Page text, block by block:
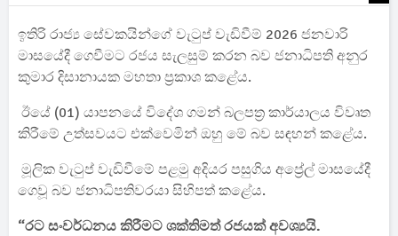
ඉතිරි රාජ්‍ය සේවකයින්ගේ වැටුප් වැඩිවීම් 2026 ජනවාරි
මාසයේදී ගෙවීමට රජය සැලසුම් කරන බව ජනාධිපති අනුර
කුමාර දිසානායක මහතා ප්‍රකාශ කළේය.
ඊයේ (01) යාපනයේ විදේශ ගමන් බලපත්‍ර කාර්යාලය විවෘත
කිරීමේ උත්සවයට එක්වෙමින් ඔහු මේ බව සඳහන් කළේය.
මූලික වැටුප් වැඩිවීමේ පළමු අදියර පසුගිය අප්‍රේල් මාසයේදී
ගෙවූ බව ජනාධිපතිවරයා සිහිපත් කළේය.
“රට සංවර්ධනය කිරීමට ශක්තිමත් රජයක් අවශ්‍යයි.